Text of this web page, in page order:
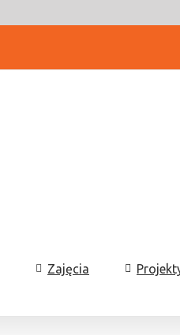
Zajęcia